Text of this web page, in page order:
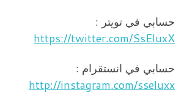
حسابي في تويتر :
https://twitter.com/SsEluxX
حسابي في انستقرام :
http://instagram.com/sseluxx